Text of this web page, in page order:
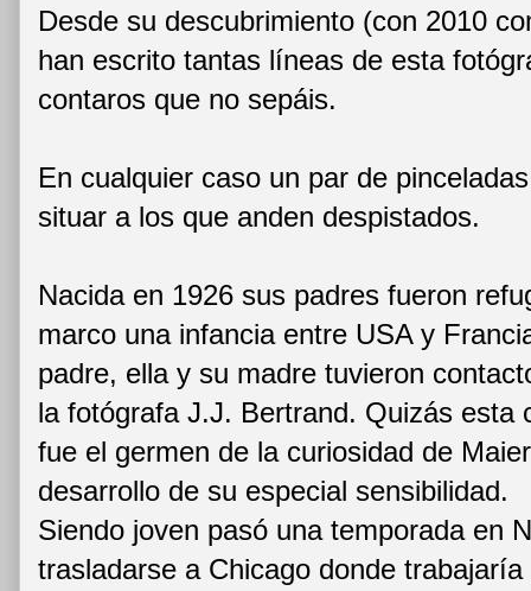
Desde su descubrimiento (con 2010
han escrito tantas líneas de esta
contaros que no sepáis.
En cualquier caso un par de
situar a los que anden despistados.
Nacida en 1926 sus padres fueron
marco una infancia entre USA y
padre, ella y su madre tuvieron
la fotógrafa J.J. Bertrand. Quizás esta
fue el germen de la curiosidad de
desarrollo de su especial sensibilidad.
Siendo joven pasó una temporada en
trasladarse a Chicago donde